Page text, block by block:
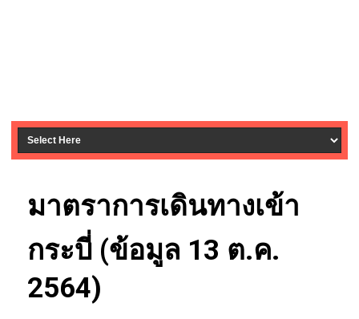
มาตราการเดินทางเข้า
กระบี่ (ข้อมูล 13 ต.ค.
2564)